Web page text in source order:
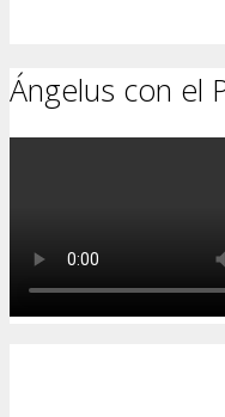
Ángelus con el